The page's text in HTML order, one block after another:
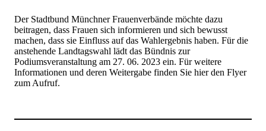
Der Stadtbund Münchner Frauenverbände möchte dazu
beitragen, dass Frauen sich informieren und sich bewusst
machen, dass sie Einfluss auf das Wahlergebnis haben. Für die
anstehende Landtagswahl lädt das Bündnis zur
Podiumsveranstaltung am 27. 06. 2023 ein. Für weitere
Informationen und deren Weitergabe finden Sie hier den Flyer
zum Aufruf.